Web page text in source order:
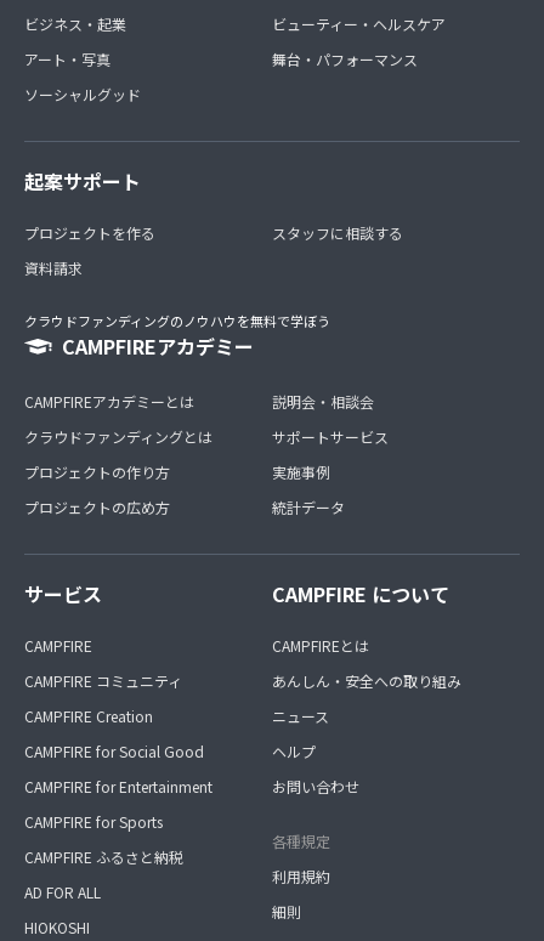
ビジネス・起業
アート・写真
ソーシャルグッド
ビューティー・ヘルスケア
舞台・パフォーマンス
起案サポート
プロジェクトを作る
資料請求
スタッフに相談する
クラウドファンディングのノウハウを無料で学ぼう
CAMPFIREアカデミー
CAMPFIREアカデミーとは
クラウドファンディングとは
プロジェクトの作り方
プロジェクトの広め方
説明会・相談会
サポートサービス
実施事例
統計データ
サービス
CAMPFIRE
CAMPFIRE コミュニティ
CAMPFIRE Creation
CAMPFIRE for Social Good
CAMPFIRE for Entertainment
CAMPFIRE for Sports
CAMPFIRE ふるさと納税
AD FOR ALL
HIOKOSHI
CAMPFIRE について
CAMPFIREとは
あんしん・安全への取り組み
ニュース
ヘルプ
お問い合わせ
各種規定
利用規約
細則